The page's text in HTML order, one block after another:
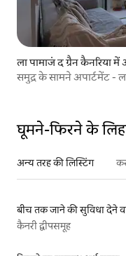
ला पामाजं द ग्रैन कैनरिया में
समुद्र के सामने अपार्टमेंट -
घूमने-फिरने के
अन्य तरह की लिस्टिंग
कैनरी द्वीपसमूह